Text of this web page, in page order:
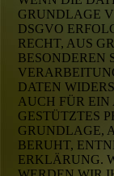
GRUNDLAGE
DSGVO
RECHT, AUS
BESONDEREN
DATEN
AUCH FÜR
GESTÜTZTES
GRUNDLAGE,
BERUHT,
ERKLÄRUNG.